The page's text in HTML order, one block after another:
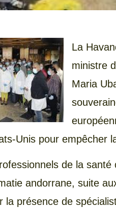
La
ministre
Maria
Unis pour empêcher
de la
andorrane, suite
la présence de